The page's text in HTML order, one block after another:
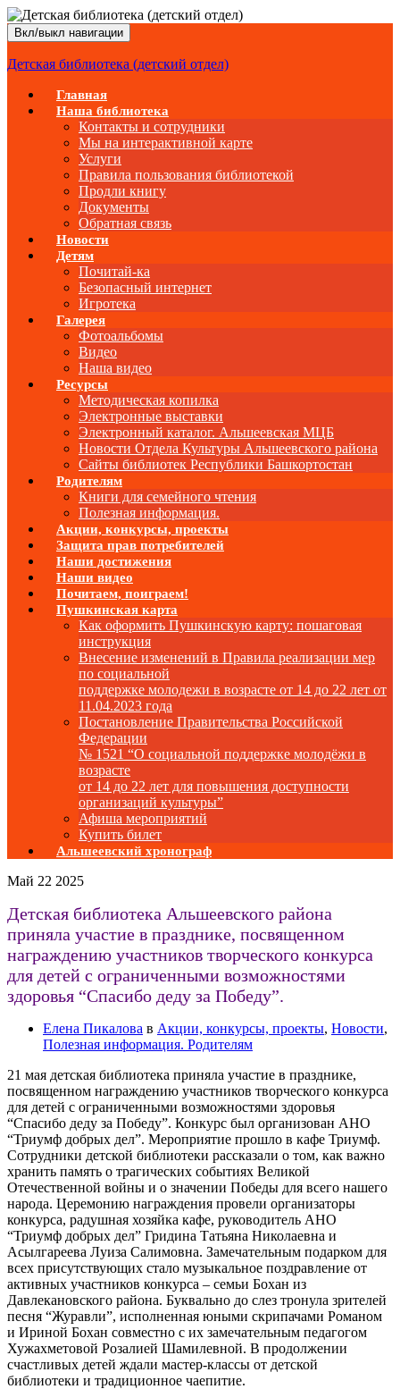
Вкл/выкл навигации
Детская библиотека (детский отдел)
Главная
Наша библиотека
Контакты и сотрудники
Мы на интерактивной карте
Услуги
Правила пользования библиотекой
Продли книгу
Документы
Обратная связь
Новости
Детям
Почитай-ка
Безопасный интернет
Игротека
Галерея
Фотоальбомы
Видео
Наша видео
Ресурсы
Методическая копилка
Электронные выставки
Электронный каталог. Альшеевская МЦБ
Новости Отдела Культуры Альшеевского района
Сайты библиотек Республики Башкортостан
Родителям
Книги для семейного чтения
Полезная информация.
Акции, конкурсы, проекты
Защита прав потребителей
Наши достижения
Наши видео
Почитаем, поиграем!
Пушкинская карта
Как оформить Пушкинскую карту: пошаговая
инструкция
Внесение изменений в Правила реализации мер
по социальной
поддержке молодежи в возрасте от 14 до 22 лет от
11.04.2023 года
Постановление Правительства Российской
Федерации
№ 1521 “О социальной поддержке молодёжи в
возрасте
от 14 до 22 лет для повышения доступности
организаций культуры”
Афиша мероприятий
Купить билет
Альшеевский хронограф
Май 22 2025
Детская библиотека Альшеевского района
приняла участие в празднике, посвященном
награждению участников творческого конкурса
для детей с ограниченными возможностями
здоровья “Спасибо деду за Победу”.
Елена Пикалова в Акции, конкурсы, проекты, Новости,
Полезная информация. Родителям
21 мая детская библиотека приняла участие в празднике,
посвященном награждению участников творческого конкурса
для детей с ограниченными возможностями здоровья
“Спасибо деду за Победу”. Конкурс был организован АНО
“Триумф добрых дел”. Мероприятие прошло в кафе Триумф.
Сотрудники детской библиотеки рассказали о том, как важно
хранить память о трагических событиях Великой
Отечественной войны и о значении Победы для всего нашего
народа. Церемонию награждения провели организаторы
конкурса, радушная хозяйка кафе, руководитель АНО
“Триумф добрых дел” Гридина Татьяна Николаевна и
Асылгареева Луиза Салимовна. Замечательным подарком для
всех присутствующих стало музыкальное поздравление от
активных участников конкурса – семьи Бохан из
Давлекановского района. Буквально до слез тронула зрителей
песня “Журавли”, исполненная юными скрипачами Романом
и Ириной Бохан совместно с их замечательным педагогом
Хужахметовой Розалией Шамилевной. В продолжении
счастливых детей ждали мастер-классы от детской
библиотеки и традиционное чаепитие.